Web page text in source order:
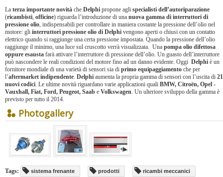
La terza importante novità che Delphi propone agli specialisti dell’autoriparazione
(ricambisti, officine) riguarda l’introduzione di una nuova gamma di interruttori di
pressione olio, indispensabili per controllare in maniera costante la pressione dell’olio nel
motore: gli interruttori pressione olio di Delphi vengono aperti o chiusi con un contatto
elettrico quando si raggiunge una certa pressione impostata. Quando la pressione dell’olio
raggiunge il minimo, una luce sul cruscotto verrà visualizzata. Una pompa olio difettosa
oppure esausta farà attivare l’interruttore di pressione dell’olio. Un guasto dell’interruttore
può nascondere le reali condizioni del motore fino ad un danno evidente. Oggi Delphi è un
fornitore mondiale di una varietà di sensori sia di primo equipaggiamento che per
l’aftermarket indipendente. Delphi aumenta la propria gamma di sensori con l’uscita di 21
nuovi codici. Le ultime novità riguardano varie applicazioni quali BMW, Citroën, Opel -
Vauxhall, Fiat, Ford, Peugeot, Saab e Volkswagen. Un ulteriore sviluppo della gamma è
previsto per tutto il 2014.
Photogallery
Tags: sistema frenante prodotti ricambi meccanici